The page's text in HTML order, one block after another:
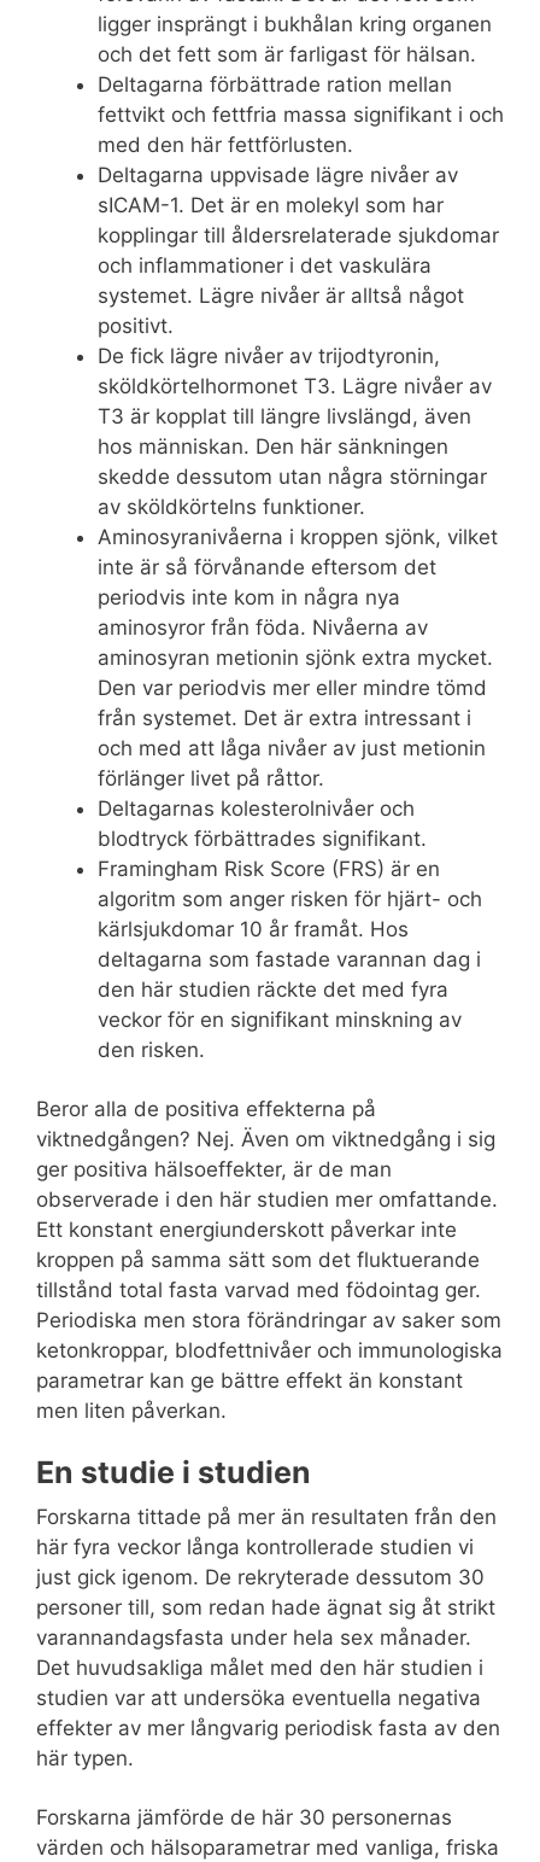
ligger insprängt i bukhålan kring organen
och det fett som är farligast för hälsan.
Deltagarna förbättrade ration mellan
fettvikt och fettfria massa signifikant i och
med den här fettförlusten.
Deltagarna uppvisade lägre nivåer av
sICAM-1. Det är en molekyl som har
kopplingar till åldersrelaterade sjukdomar
och inflammationer i det vaskulära
systemet. Lägre nivåer är alltså något
positivt.
De fick lägre nivåer av trijodtyronin,
sköldkörtelhormonet T3. Lägre nivåer av
T3 är kopplat till längre livslängd, även
hos människan. Den här sänkningen
skedde dessutom utan några störningar
av sköldkörtelns funktioner.
Aminosyranivåerna i kroppen sjönk, vilket
inte är så förvånande eftersom det
periodvis inte kom in några nya
aminosyror från föda. Nivåerna av
aminosyran metionin sjönk extra mycket.
Den var periodvis mer eller mindre tömd
från systemet. Det är extra intressant i
och med att låga nivåer av just metionin
förlänger livet på råttor.
Deltagarnas kolesterolnivåer och
blodtryck förbättrades signifikant.
Framingham Risk Score (FRS) är en
algoritm som anger risken för hjärt- och
kärlsjukdomar 10 år framåt. Hos
deltagarna som fastade varannan dag i
den här studien räckte det med fyra
veckor för en signifikant minskning av
den risken.
Beror alla de positiva effekterna på
viktnedgången? Nej. Även om viktnedgång i sig
ger positiva hälsoeffekter, är de man
observerade i den här studien mer omfattande.
Ett konstant energiunderskott påverkar inte
kroppen på samma sätt som det fluktuerande
tillstånd total fasta varvad med födointag ger.
Periodiska men stora förändringar av saker som
ketonkroppar, blodfettnivåer och immunologiska
parametrar kan ge bättre effekt än konstant
men liten påverkan.
En studie i studien
Forskarna tittade på mer än resultaten från den
här fyra veckor långa kontrollerade studien vi
just gick igenom. De rekryterade dessutom 30
personer till, som redan hade ägnat sig åt strikt
varannandagsfasta under hela sex månader.
Det huvudsakliga målet med den här studien i
studien var att undersöka eventuella negativa
effekter av mer långvarig periodisk fasta av den
här typen.
Forskarna jämförde de här 30 personernas
värden och hälsoparametrar med vanliga, friska